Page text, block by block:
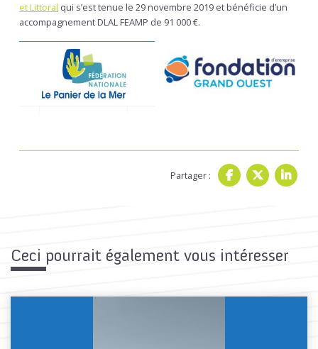
et Littoral qui s’est tenue le 29 novembre 2019 et bénéficie d’un
accompagnement DLAL FEAMP de 91 000 €.
Partager :
Ceci pourrait également vous intéresser